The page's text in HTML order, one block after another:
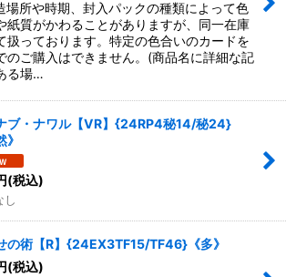
場所や時期、封入パックの種類によって色
紙質がかわることがありますが、同一在庫
扱っております。特定の色合いのカードを
のご購入はできません。(商品名に詳細な記
る場…
ブ・ナワル【VR】{24RP4秘14/秘24}
》
(税込)
し
の術【R】{24EX3TF15/TF46}《多》
(税込)